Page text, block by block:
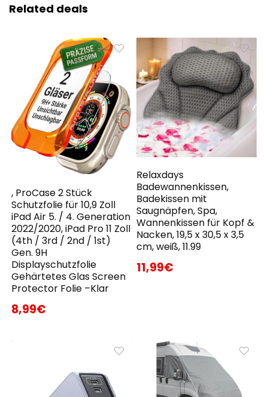
Related deals
, ProCase 2 Stück
Schutzfolie für 10,9 Zoll
iPad Air 5. / 4. Generation
2022/2020, iPad Pro 11 Zoll
(4th / 3rd / 2nd / 1st)
Gen. 9H
Displayschutzfolie
Gehärtetes Glas Screen
Protector Folie –Klar
8,99€
Relaxdays
Badewannenkissen,
Badekissen mit
Saugnäpfen, Spa,
Wannenkissen für Kopf &
Nacken, 19,5 x 30,5 x 3,5
cm, weiß, 11.99
11,99€